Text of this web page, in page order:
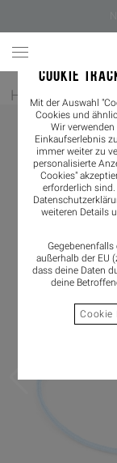
COOKIE
Mit der Auswahl
Cookies und
Wir
Einkaufserlebnis
immer weiter zu
personalisierte
Cookies"
erforderlich
weiteren Details
außerhalb der EU
dass deine Daten
deine
Cookie
Home / Damen/